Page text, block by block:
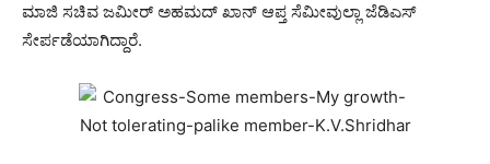
ಮಾಜಿ ಸಚಿವ ಜಮೀರ್ ಅಹಮದ್ ಖಾನ್ ಆಪ್ತ ಸೆಮೀವುಲ್ಲಾ ಜೆಡಿಎಸ್
ಸೇರ್ಪಡೆಯಾಗಿದ್ದಾರೆ.